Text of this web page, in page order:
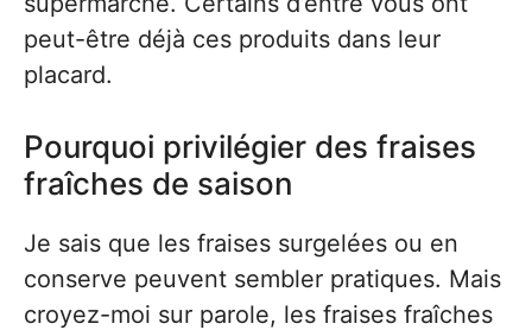
peut-être déjà ces produits dans leur
placard.
Pourquoi privilégier des fraises
fraîches de saison
Je sais que les fraises surgelées ou en
conserve peuvent sembler pratiques. Mais
croyez-moi sur parole, les fraises fraîches